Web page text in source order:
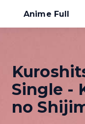
Anime Full
Хентай
О нас
Single -
no